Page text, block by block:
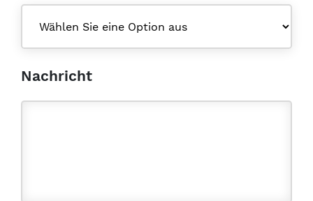
Nachricht